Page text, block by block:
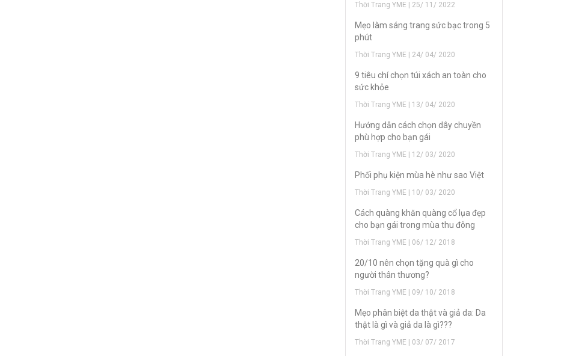
Thời Trang YME | 25/ 11/ 2022
Mẹo làm sáng trang sức bạc trong 5
phút
Thời Trang YME | 24/ 04/ 2020
9 tiêu chí chọn túi xách an toàn cho
sức khỏe
Thời Trang YME | 13/ 04/ 2020
H­ướng dẫn cách chọn dây chuyền
phù hợp cho bạn gái
Thời Trang YME | 12/ 03/ 2020
Phối phụ kiện mùa hè như sao Việt
Thời Trang YME | 10/ 03/ 2020
Cách quàng khăn quàng cổ lụa đẹp
cho bạn gái trong mùa thu đông
Thời Trang YME | 06/ 12/ 2018
20/10 nên chọn tặng quà gì cho
người thân thương?
Thời Trang YME | 09/ 10/ 2018
Mẹo phân biệt da thật và giả da: Da
thật là gì và giả da là gì???
Thời Trang YME | 03/ 07/ 2017